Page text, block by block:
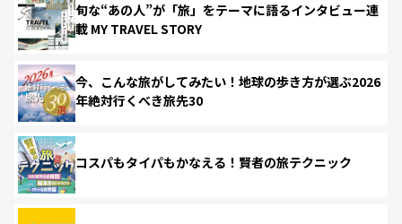
旬な“あの人”が「旅」をテーマに語るインタビュー連
載 MY TRAVEL STORY
今、こんな旅がしてみたい！地球の歩き方が選ぶ2026
年絶対行くべき旅先30
コスパもタイパもかなえる！賢者の旅テクニック